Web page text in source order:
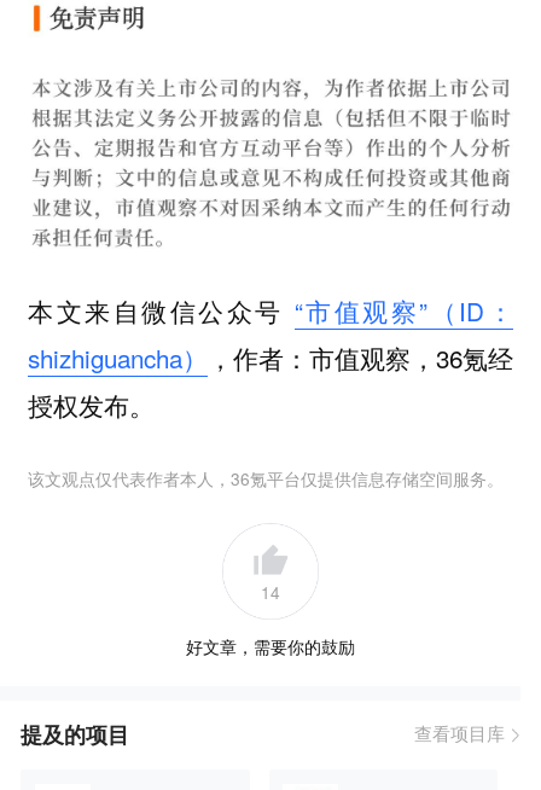
本文来自微信公众号 “市值观察”（ID：
shizhiguancha）
，作者：市值观察，36氪经
授权发布。
该文观点仅代表作者本人，36氪平台仅提供信息存储空间服务。
14
好文章，需要你的鼓励
提及的项目 查看项目库